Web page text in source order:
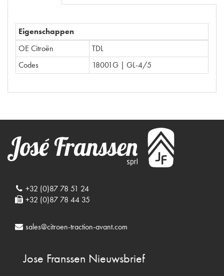
Eigenschappen
OE Citroën
TDL
Codes
18001G | GL-4/5
+32 (0)87 78 51 24
+32 (0)87 78 44 35
sales@citroen-traction-avant.com
Jose Franssen Nieuwsbrief